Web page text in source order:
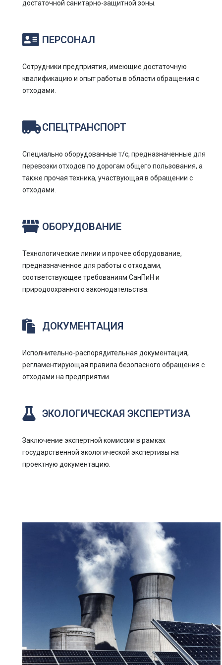
достаточной санитарно-защитной зоны.
ПЕРСОНАЛ
Сотрудники предприятия, имеющие достаточную
квалификацию и опыт работы в области обращения с
отходами.
СПЕЦТРАНСПОРТ
Специально оборудованные т/с, предназначенные для
перевозки отходов по дорогам общего пользования, а
также прочая техника, участвующая в обращении с
отходами.
ОБОРУДОВАНИЕ
Технологические линии и прочее оборудование,
предназначенное для работы с отходами,
соответствующее требованиям СанПиН и
природоохранного законодательства.
ДОКУМЕНТАЦИЯ
Исполнительно-распорядительная документация,
регламентирующая правила безопасного обращения с
отходами на предприятии.
ЭКОЛОГИЧЕСКАЯ ЭКСПЕРТИЗА
Заключение экспертной комиссии в рамках
государственной экологической экспертизы на
проектную документацию.